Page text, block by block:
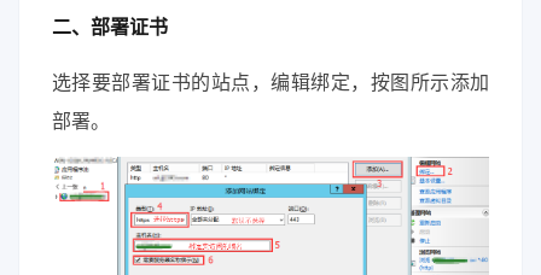
二、部署证书
选择要部署证书的站点，编辑绑定，按图所示添加
部署。